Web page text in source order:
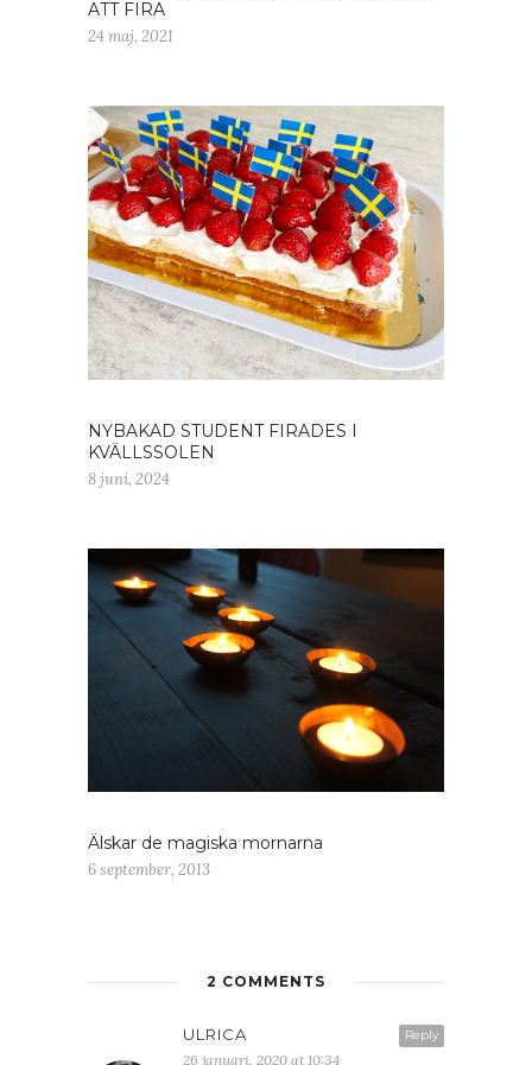
ATT FIRA
24 maj, 2021
NYBAKAD STUDENT FIRADES I
KVÄLLSSOLEN
8 juni, 2024
Älskar de magiska mornarna
6 september, 2013
2 COMMENTS
Reply
ULRICA
26 januari, 2020 at 10:34